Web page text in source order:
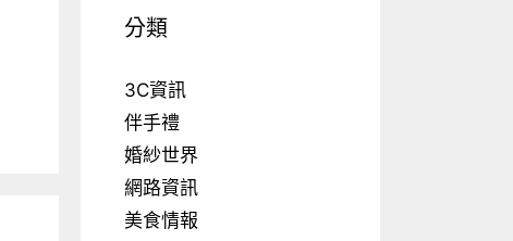
分類
3C資訊
伴手禮
婚紗世界
網路資訊
美食情報